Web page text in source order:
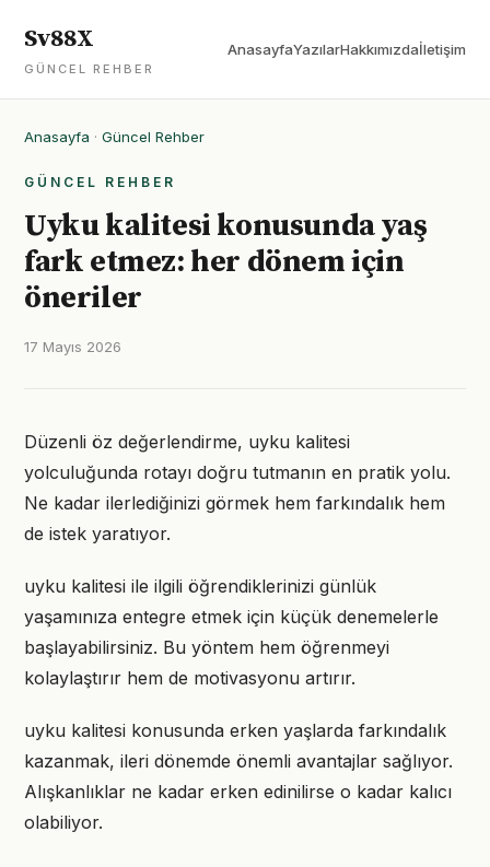
Sv88X
GÜNCEL REHBER
AnasayfaYazılarHakkımızdaİletişim
Anasayfa · Güncel Rehber
GÜNCEL REHBER
Uyku kalitesi konusunda yaş
fark etmez: her dönem için
öneriler
17 Mayıs 2026
Düzenli öz değerlendirme, uyku kalitesi
yolculuğunda rotayı doğru tutmanın en pratik yolu.
Ne kadar ilerlediğinizi görmek hem farkındalık hem
de istek yaratıyor.
uyku kalitesi ile ilgili öğrendiklerinizi günlük
yaşamınıza entegre etmek için küçük denemelerle
başlayabilirsiniz. Bu yöntem hem öğrenmeyi
kolaylaştırır hem de motivasyonu artırır.
uyku kalitesi konusunda erken yaşlarda farkındalık
kazanmak, ileri dönemde önemli avantajlar sağlıyor.
Alışkanlıklar ne kadar erken edinilirse o kadar kalıcı
olabiliyor.